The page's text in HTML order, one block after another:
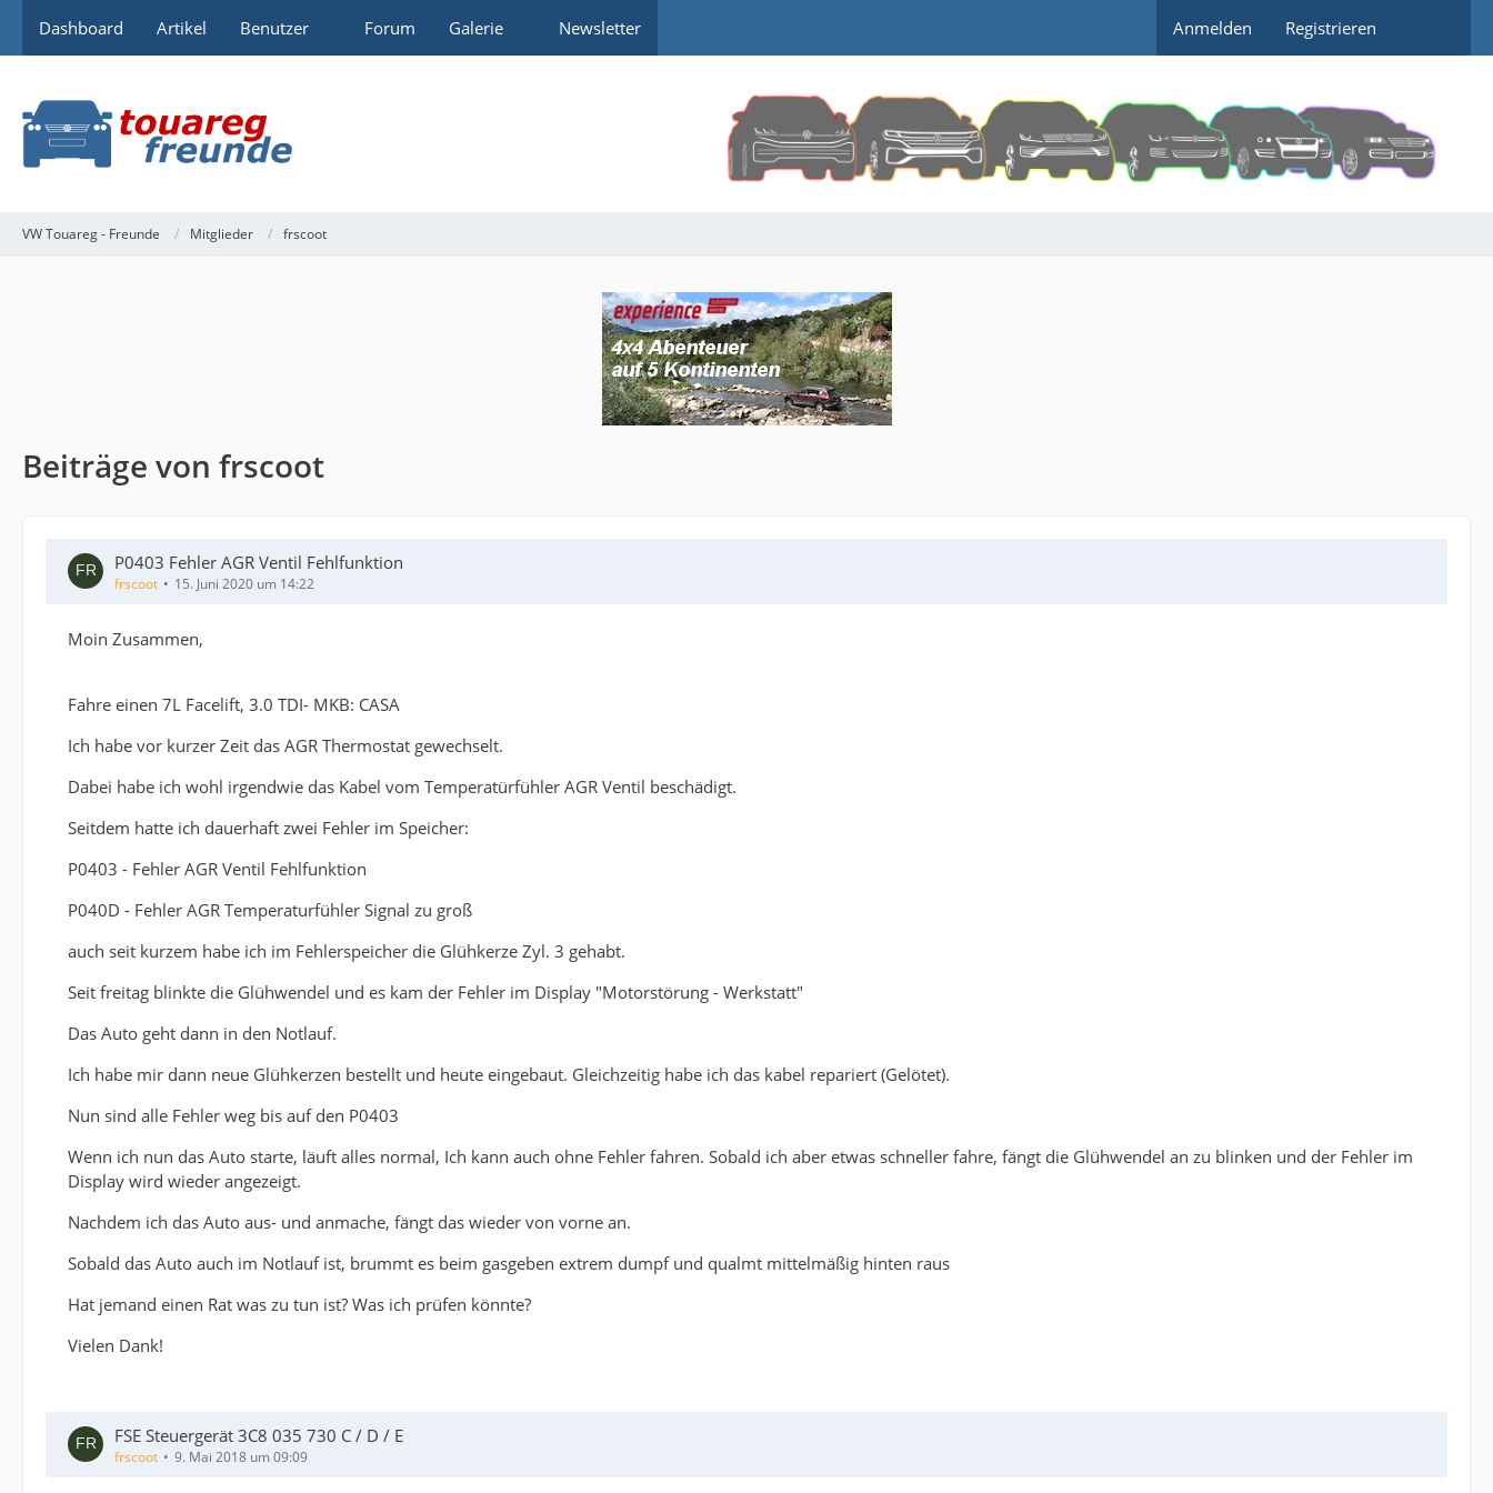
Dashboard Artikel Benutzer Forum Galerie Newsletter Anmelden Registrieren
VW Touareg - Freunde Mitglieder frscoot
Beiträge von frscoot
P0403 Fehler AGR Ventil Fehlfunktion
frscoot 15. Juni 2020 um 14:22
Moin Zusammen,
Fahre einen 7L Facelift, 3.0 TDI- MKB: CASA
Ich habe vor kurzer Zeit das AGR Thermostat gewechselt.
Dabei habe ich wohl irgendwie das Kabel vom Temperatürfühler AGR Ventil beschädigt.
Seitdem hatte ich dauerhaft zwei Fehler im Speicher:
P0403 - Fehler AGR Ventil Fehlfunktion
P040D - Fehler AGR Temperaturfühler Signal zu groß
auch seit kurzem habe ich im Fehlerspeicher die Glühkerze Zyl. 3 gehabt.
Seit freitag blinkte die Glühwendel und es kam der Fehler im Display "Motorstörung - Werkstatt"
Das Auto geht dann in den Notlauf.
Ich habe mir dann neue Glühkerzen bestellt und heute eingebaut. Gleichzeitig habe ich das kabel repariert (Gelötet).
Nun sind alle Fehler weg bis auf den P0403
Wenn ich nun das Auto starte, läuft alles normal, Ich kann auch ohne Fehler fahren. Sobald ich aber etwas schneller fahre, fängt die Glühwendel an zu blinken und der Fehler im
Display wird wieder angezeigt.
Nachdem ich das Auto aus- und anmache, fängt das wieder von vorne an.
Sobald das Auto auch im Notlauf ist, brummt es beim gasgeben extrem dumpf und qualmt mittelmäßig hinten raus
Hat jemand einen Rat was zu tun ist? Was ich prüfen könnte?
Vielen Dank!
FSE Steuergerät 3C8 035 730 C / D / E
frscoot 9. Mai 2018 um 09:09